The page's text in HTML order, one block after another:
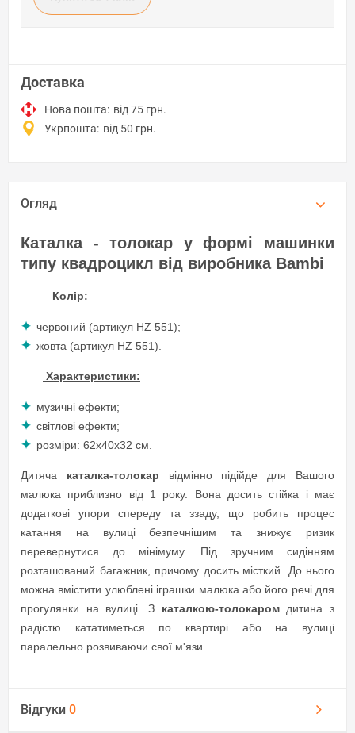
Доставка
Нова пошта: від 75 грн.
Укрпошта: від 50 грн.
Огляд
Каталка - толокар у формі машинки
типу квадроцикл від виробника Bambi
Колір:
червоний (артикул HZ 551);
жовта (артикул HZ 551).
Характеристики:
музичні ефекти;
світлові ефекти;
розміри: 62х40х32 см.
Дитяча каталка-толокар відмінно підійде для Вашого
малюка приблизно від 1 року. Вона досить стійка і має
додаткові упори спереду та ззаду, що робить процес
катання на вулиці безпечнішим та знижує ризик
перевернутися до мінімуму. Під зручним сидінням
розташований багажник, причому досить місткий. До нього
можна вмістити улюблені іграшки малюка або його речі для
прогулянки на вулиці. З каталкою-толокаромдитина з
радістю кататиметься по квартирі або на вулиці
паралельно розвиваючи свої м'язи.
Відгуки 0